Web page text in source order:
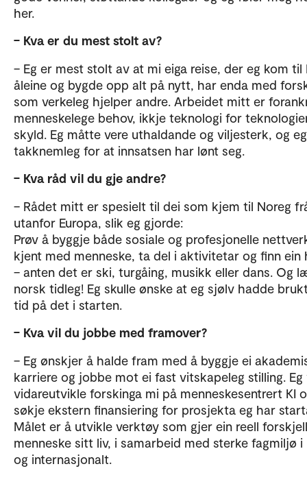
her.
– Kva er du mest stolt av?
– Eg er mest stolt av at mi eiga reise, der eg kom til
åleine og bygde opp alt på nytt, har enda med
som verkeleg hjelper andre. Arbeidet mitt er
menneskelege behov, ikkje teknologi for
skyld. Eg måtte vere uthaldande og viljesterk, og
takknemleg for at innsatsen har lønt seg.
– Kva råd vil du gje andre?
– Rådet mitt er spesielt til dei som kjem til Noreg
utanfor Europa, slik eg gjorde:
Prøv å byggje både sosiale og profesjonelle
kjent med menneske, ta del i aktivitetar og finn ein
– anten det er ski, turgåing, musikk eller dans. Og
norsk tidleg! Eg skulle ønske at eg sjølv hadde
tid på det i starten.
– Kva vil du jobbe med framover?
– Eg ønskjer å halde fram med å byggje ei
karriere og jobbe mot ei fast vitskapeleg stilling. Eg
vidareutvikle forskinga mi på menneskesentrert KI
søkje ekstern finansiering for prosjekta eg har
Målet er å utvikle verktøy som gjer ein reell
menneske sitt liv, i samarbeid med sterke fagmiljø i
og internasjonalt.